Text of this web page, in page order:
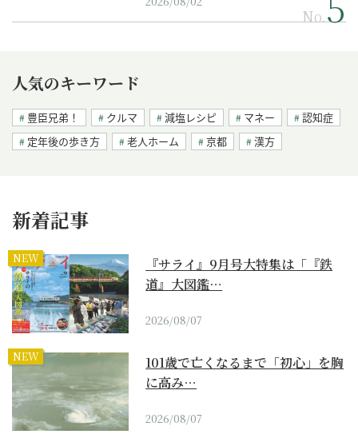
No.
人気のキーワード
豊臣兄弟！ クルマ 減塩レシピ マネー
認知症
定年後の歩き方
老人ホーム 京都 漢方
新着記事
NEW
『サライ』9月号大特集は「『鉄
道』大図鑑…
2026/08/07
NEW
101歳で亡くなるまで「初心」を胸
に高み…
2026/08/07